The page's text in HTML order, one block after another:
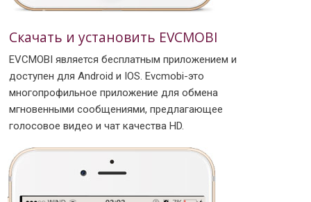
Скачать и установить EVCMOBI
EVCMOBI является бесплатным приложением и
доступен для Android и IOS. Evcmobi-это
многопрофильное приложение для обмена
мгновенными сообщениями, предлагающее
голосовое видео и чат качества HD.